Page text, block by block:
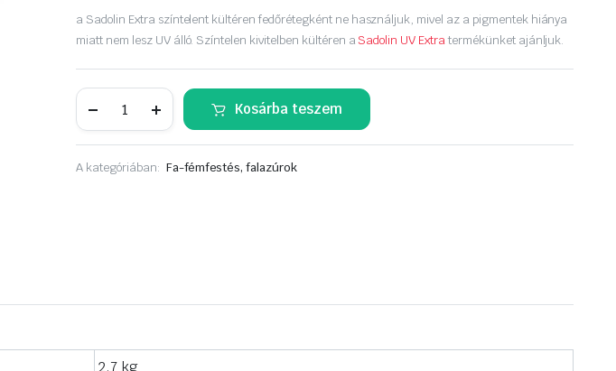
a Sadolin Extra színtelent kültéren fedőrétegként ne használjuk, mivel az a pigmentek hiánya
miatt nem lesz UV álló. Színtelen kivitelben kültéren aSadolin UV Extratermékünket ajánljuk.
Extra
mahagóni
Kosárba teszem
A kategóriában: Fa-fémfestés, falazúrok
2.7 kg